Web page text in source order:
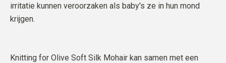
irritatie kunnen veroorzaken als baby's ze in hun mond
krijgen.
Knitting for Olive Soft Silk Mohair kan samen met een